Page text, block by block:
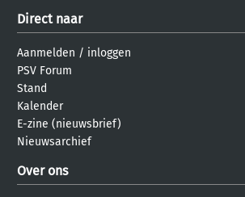
Direct naar
Aanmelden / inloggen
PSV Forum
Stand
Kalender
E-zine (nieuwsbrief)
Nieuwsarchief
Over ons